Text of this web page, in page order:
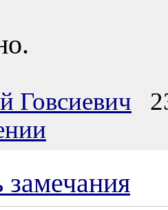
Говсиевич
замечания